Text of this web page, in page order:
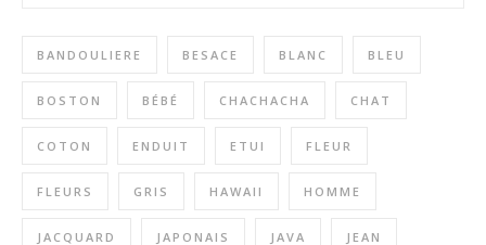
BANDOULIERE BESACE BLANC BLEU
BOSTON BÉBÉ CHACHACHA CHAT
COTON ENDUIT ETUI FLEUR
FLEURS GRIS HAWAII HOMME
JACQUARD JAPONAIS JAVA JEAN